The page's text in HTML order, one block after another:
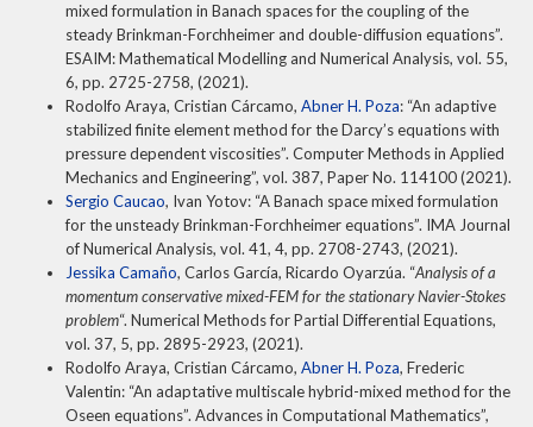
mixed formulation in Banach spaces for the coupling of the
steady Brinkman-Forchheimer and double-diffusion equations”.
ESAIM: Mathematical Modelling and Numerical Analysis, vol. 55,
6, pp. 2725-2758, (2021).
Rodolfo Araya, Cristian Cárcamo, Abner H. Poza: “An adaptive
stabilized finite element method for the Darcy’s equations with
pressure dependent viscosities”. Computer Methods in Applied
Mechanics and Engineering”, vol. 387, Paper No. 114100 (2021).
Sergio Caucao, Ivan Yotov: “A Banach space mixed formulation
for the unsteady Brinkman-Forchheimer equations”. IMA Journal
of Numerical Analysis, vol. 41, 4, pp. 2708-2743, (2021).
Jessika Camaño, Carlos García, Ricardo Oyarzúa. “Analysis of a
momentum conservative mixed-FEM for the stationary Navier-Stokes
problem“. Numerical Methods for Partial Differential Equations,
vol. 37, 5, pp. 2895-2923, (2021).
Rodolfo Araya, Cristian Cárcamo, Abner H. Poza, Frederic
Valentin: “An adaptative multiscale hybrid-mixed method for the
Oseen equations”. Advances in Computational Mathematics”,